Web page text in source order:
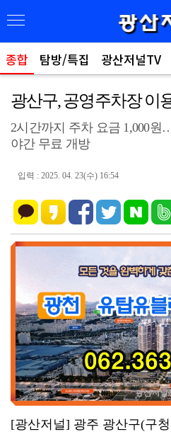
종합 탐방/특집 광산저널TV
광산구, 공영주차장 이
2시간까지 주차 요금 1,000
야간 무료 개방
입력 : 2025. 04. 23(수) 16:54
[광산저널] 광주 광산구(구